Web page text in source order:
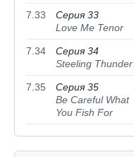
7.33
Серия 33
Love Me Tenor
7.34
Серия 34
Steeling Thunder
7.35
Серия 35
Be Careful What
You Fish For